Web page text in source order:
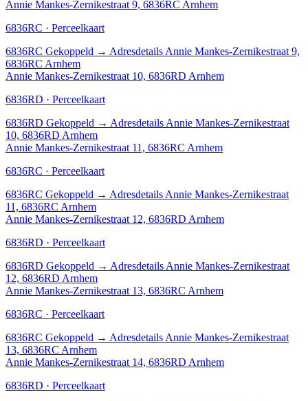
Annie Mankes-Zernikestraat 9, 6836RC Arnhem
6836RC · Perceelkaart
6836RC Gekoppeld → Adresdetails Annie Mankes-Zernikestraat 9,
6836RC Arnhem
Annie Mankes-Zernikestraat 10, 6836RD Arnhem
6836RD · Perceelkaart
6836RD Gekoppeld → Adresdetails Annie Mankes-Zernikestraat
10, 6836RD Arnhem
Annie Mankes-Zernikestraat 11, 6836RC Arnhem
6836RC · Perceelkaart
6836RC Gekoppeld → Adresdetails Annie Mankes-Zernikestraat
11, 6836RC Arnhem
Annie Mankes-Zernikestraat 12, 6836RD Arnhem
6836RD · Perceelkaart
6836RD Gekoppeld → Adresdetails Annie Mankes-Zernikestraat
12, 6836RD Arnhem
Annie Mankes-Zernikestraat 13, 6836RC Arnhem
6836RC · Perceelkaart
6836RC Gekoppeld → Adresdetails Annie Mankes-Zernikestraat
13, 6836RC Arnhem
Annie Mankes-Zernikestraat 14, 6836RD Arnhem
6836RD · Perceelkaart